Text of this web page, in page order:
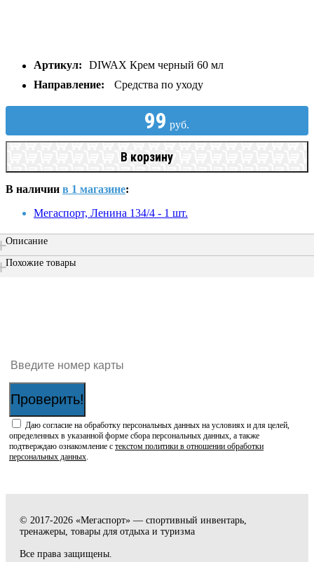
Артикул:
DIWAX Крем черный 60 мл
Направление:
Средства по уходу
99 руб.
В корзину
В наличии в 1 магазине:
Мегаспорт, Ленина 134/4 - 1 шт.
Описание
Похожие товары
Проверить!
Даю согласие на обработку персональных данных на условиях и для целей,
определенных в указанной форме сбора персональных данных, а также
подтверждаю ознакомление с текстом политики в отношении обработки
персональных данных
© 2017-2026 «Мегаспорт» — спортивный инвентарь,
тренажеры, товары для отдыха и туризма
Все права защищены.